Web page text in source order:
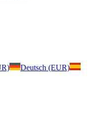
Deutsch (EUR)